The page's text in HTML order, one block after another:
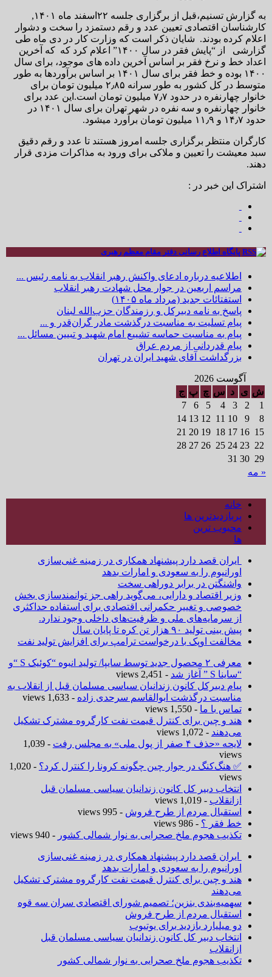
به گزارش تسنیم،قبل از برگزاری جلسه ۲۲اسفند ماه ۱۴۰۱,
کارشناسان اقتصادی تعیین عدد و رقم دستمزد را سخت و دشوار
اعلام کرده بودند. شایان ذکر است که وزارت کار در دی ماه طی
گزارشی از “پایش فقر در سال ۱۴۰۰” اعلام کرد که که آخرین
اعداد خط و نرخ فقر بر اساس آخرین داده های موجود، برای سال
۱۴۰۰ بوده و خط فقر برای سال ۱۴۰۱ بر اساس برآوردها به طور
متوسط در کل کشور به طور سرانه ۲٫۸۵ میلیون تومان برای
خانوار چهارنفره در حدود ۷٫۷ میلیون تومان است.این عدد برای
خانوار چهارنفره و سه نفره در شهر تهران برای سال ۱۴۰۱ در
حدود ۱۴٫۷ و ۱۱٫۹ میلیون تومان برآورد میشود.
کارگران منتظر برگزاری جلسه امروز هستند تا عدد و رقم دقیق
سبد معیشت را تعیین و ملاکی برای ورود به مذاکرات مزدی قرار
دهند.
اشتراک این خبر در :
پایگاه اطلاع رسانی دفتر مقام معظم رهبری
اطلاعیه درباره ادعای واکنش رهبر انقلاب به نامه رئیس ...
مراسم اربعین در جوار محل شهادت رهبر انقلاب
استفتائات جدید (مرداد ماه ۱۴۰۵)
پاسخ به نامه دبیرکل و رزمندگان حزب‌الله لبنان
پیام تسلیت به مناسبت درگذشت مادر گران‌قدر و ...
پیام به مناسبت حماسه تشییع امام شهید و تبیین مسائل ...
پیام قدردانی از مردم عراق
بزرگداشت آقای شهید ایران در تهران
آگوست 2026
ش ی د س چ پ ج
1
2
3
4
5
6
7
8
9
10
11
12
13
14
15
16
17
18
19
20
21
22
23
24
25
26
27
28
29
30
31
« مه
خانه
پربازدیدترین ها
محبوب ترین
ها
ایران قصد دارد پیشنهاد همکاری در زمینه غنی‌سازی
اورانیوم را به سعودی و امارات بدهد
واشنگتن در برابر دوراهی سخت
وزیر اقتصاد و دارایی، می‌گوید راهی جز توانمندسازی بخش
خصوصی و تغییر حکمرانی اقتصادی برای استفاده حداکثری
از سرمایه‌های ملی و ظرفیت‌های داخلی وجود ندارد.
پیش بینی تولید ۹۰ هزار تن کره تا پایان سال
مخالفت اوپک با درخواست ترامپ برای افزایش تولید نفت
معرفی ۲ محصول جدید توسط سایپا/ تولید انبوه “کوئیک S “و
“ساینا S ” آغاز شد
- 2,451 views
پیام دبیرکل کانون زندانیان سیاسی مسلمان قبل از انقلاب به
مناسبت درگذشت ابوالقاسم سرحدی زاده - 1,633 views
تماس با ما - 1,550 views
هند و چین برای کنترل قیمت نفت کارگروه مشترک تشکیل
می‌دهند - 1,072 views
لایحه «حذف ۴ صفر از پول ملی» به مجلس رفت
- 1,039
views
✅ هنگ‌کنگ در جوار چین چگونه کرونا را کنترل کرد؟
- 1,020
views
انتخاب دبیر کل کانون زندانیان سیاسی مسلمان قبل
ازانقلاب - 1,019 views
استقبال مردم از طرح فروش - 995 views
خط فقر ؟ - 986 views
تکذیب هجوم ملخ صحرایی به نوار شمالی کشور - 940 views
ایران قصد دارد پیشنهاد همکاری در زمینه غنی‌سازی
اورانیوم را به سعودی و امارات بدهد
هند و چین برای کنترل قیمت نفت کارگروه مشترک تشکیل
می‌دهند
سهمیه‌بندی بنزین؛ تصمیم شورای اقتصادی سران سه قوه
استقبال مردم از طرح فروش
دو میلیارد بازدید برای یوتیوب
انتخاب دبیر کل کانون زندانیان سیاسی مسلمان قبل
ازانقلاب
تکذیب هجوم ملخ صحرایی به نوار شمالی کشور